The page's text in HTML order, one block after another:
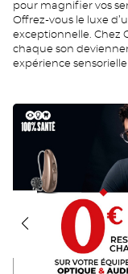
pour magnifier vos
Offrez-vous le luxe
exceptionnelle. Chez
chaque son
expérience
RAC